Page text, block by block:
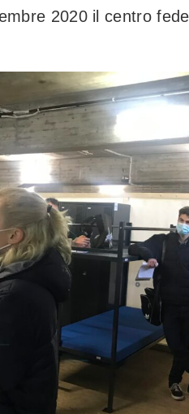
2020 il centro